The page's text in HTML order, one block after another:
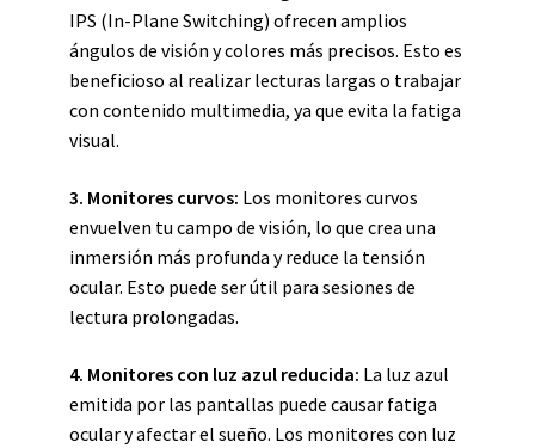
IPS (In-Plane Switching) ofrecen amplios
ángulos de visión y colores más precisos. Esto es
beneficioso al realizar lecturas largas o trabajar
con contenido multimedia, ya que evita la fatiga
visual.
3. Monitores curvos: Los monitores curvos
envuelven tu campo de visión, lo que crea una
inmersión más profunda y reduce la tensión
ocular. Esto puede ser útil para sesiones de
lectura prolongadas.
4. Monitores con luz azul reducida: La luz azul
emitida por las pantallas puede causar fatiga
ocular y afectar el sueño. Los monitores con luz